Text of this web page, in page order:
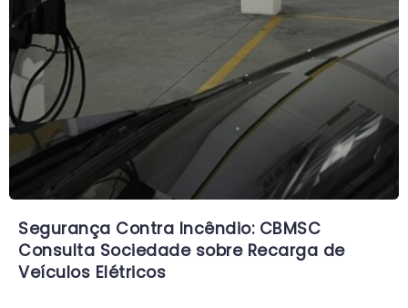
Segurança Contra Incêndio: CBMSC
Consulta Sociedade sobre Recarga de
Veículos Elétricos